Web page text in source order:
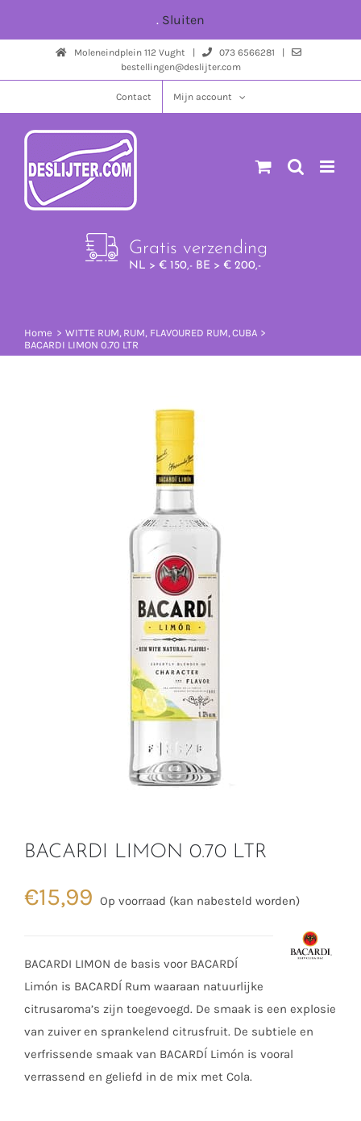
. Sluiten
Moleneindplein 112 Vught |
073 6566281 |
bestellingen@deslijter.com
Contact Mijn account
Gratis verzending
NL > € 150,- BE > € 200,-
Home WITTE RUM RUM FLAVOURED RUM CUBA
BACARDI LIMON 0.70 LTR
BACARDI LIMON 0.70 LTR
€15,99 Op voorraad (kan nabesteld worden)
BACARDI LIMON de basis voor BACARDÍ
Limón is BACARDÍ Rum waaraan natuurlijke
citrusaroma’s zijn toegevoegd. De smaak is een explosie
van zuiver en sprankelend citrusfruit. De subtiele en
verfrissende smaak van BACARDÍ Limón is vooral
verrassend en geliefd in de mix met Cola.